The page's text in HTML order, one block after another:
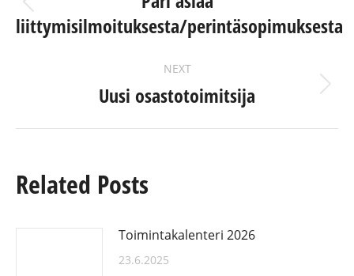
NAVIGATION
Previous
post:
liittymisilmoituksesta/perintäsopimuksesta
NEXT
Next
Uusi osastotoimitsija
Related Posts
Toimintakalenteri 2026
23.6.2025